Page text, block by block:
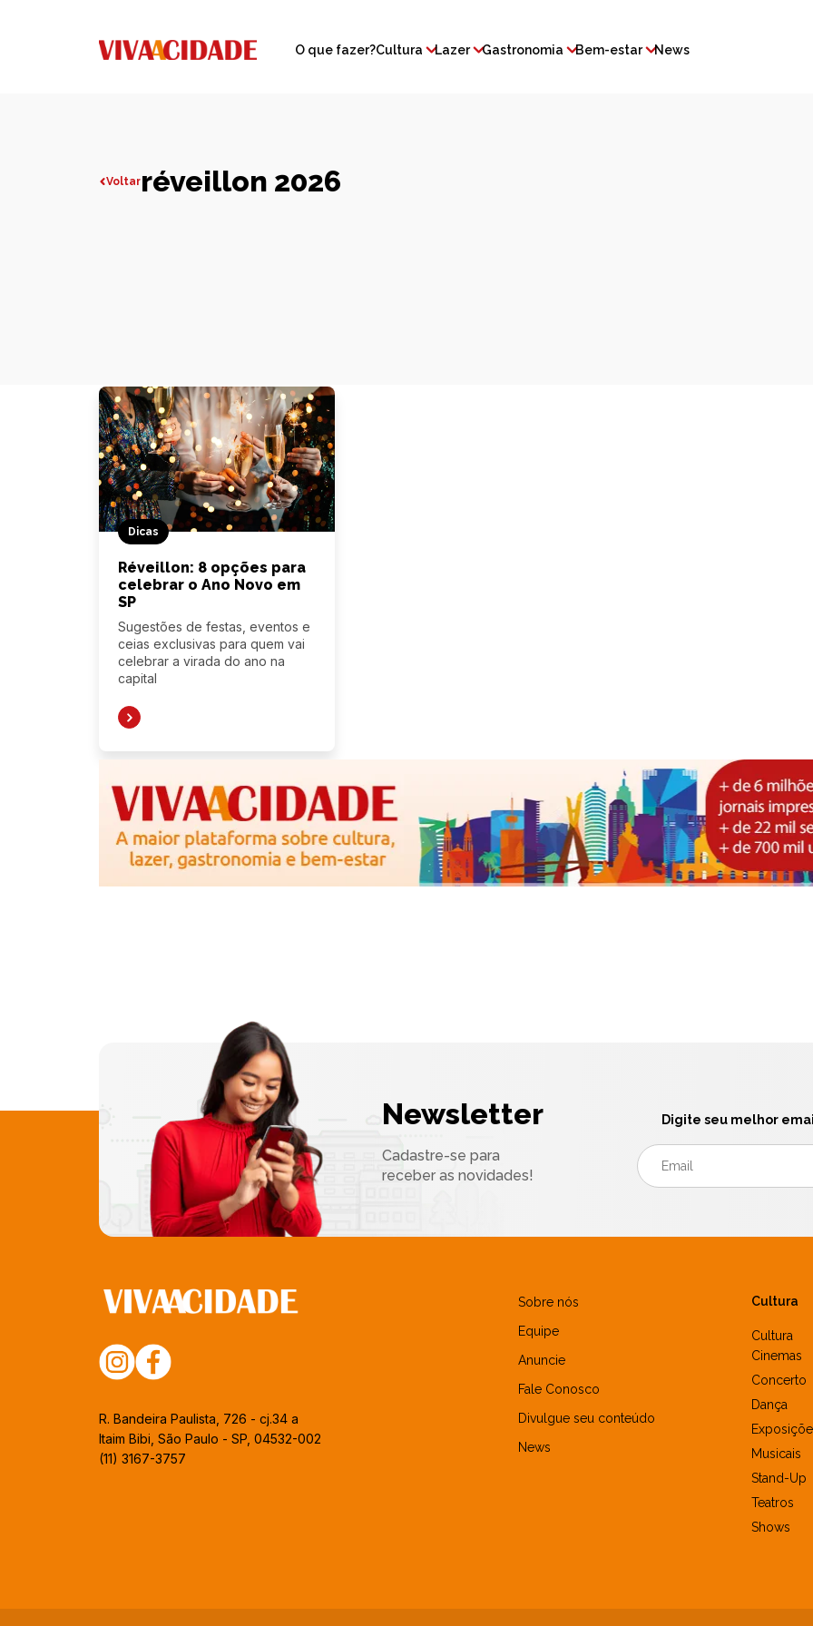
O que fazer?Cultura Lazer Gastronomia Bem-estar News
Voltarréveillon 2026
Dicas
Réveillon: 8 opções para
celebrar o Ano Novo em
SP
Sugestões de festas, eventos e
ceias exclusivas para quem vai
celebrar a virada do ano na
capital
Newsletter
Cadastre-se para
receber as novidades!
Digite seu melhor
R. Bandeira Paulista, 726 - cj.34 a
Itaim Bibi, São Paulo - SP, 04532-002
(11) 3167-3757
Sobre nós
Equipe
Anuncie
Fale Conosco
Divulgue seu conteúdo
News
Cultura
Cultura
Cinemas
Concerto
Dança
Musicais
Stand-Up
Teatros
Shows